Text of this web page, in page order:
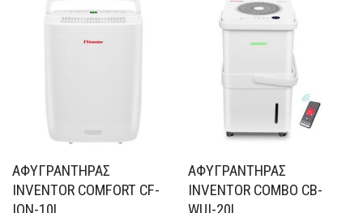
ΑΦΥΓΡΑΝΤΉΡΑΣ
INVENTOR COMFORT CF-
ION-10L
ΑΦΥΓΡΑΝΤΉΡΑΣ
INVENTOR COMBO CB-
WUI-20L